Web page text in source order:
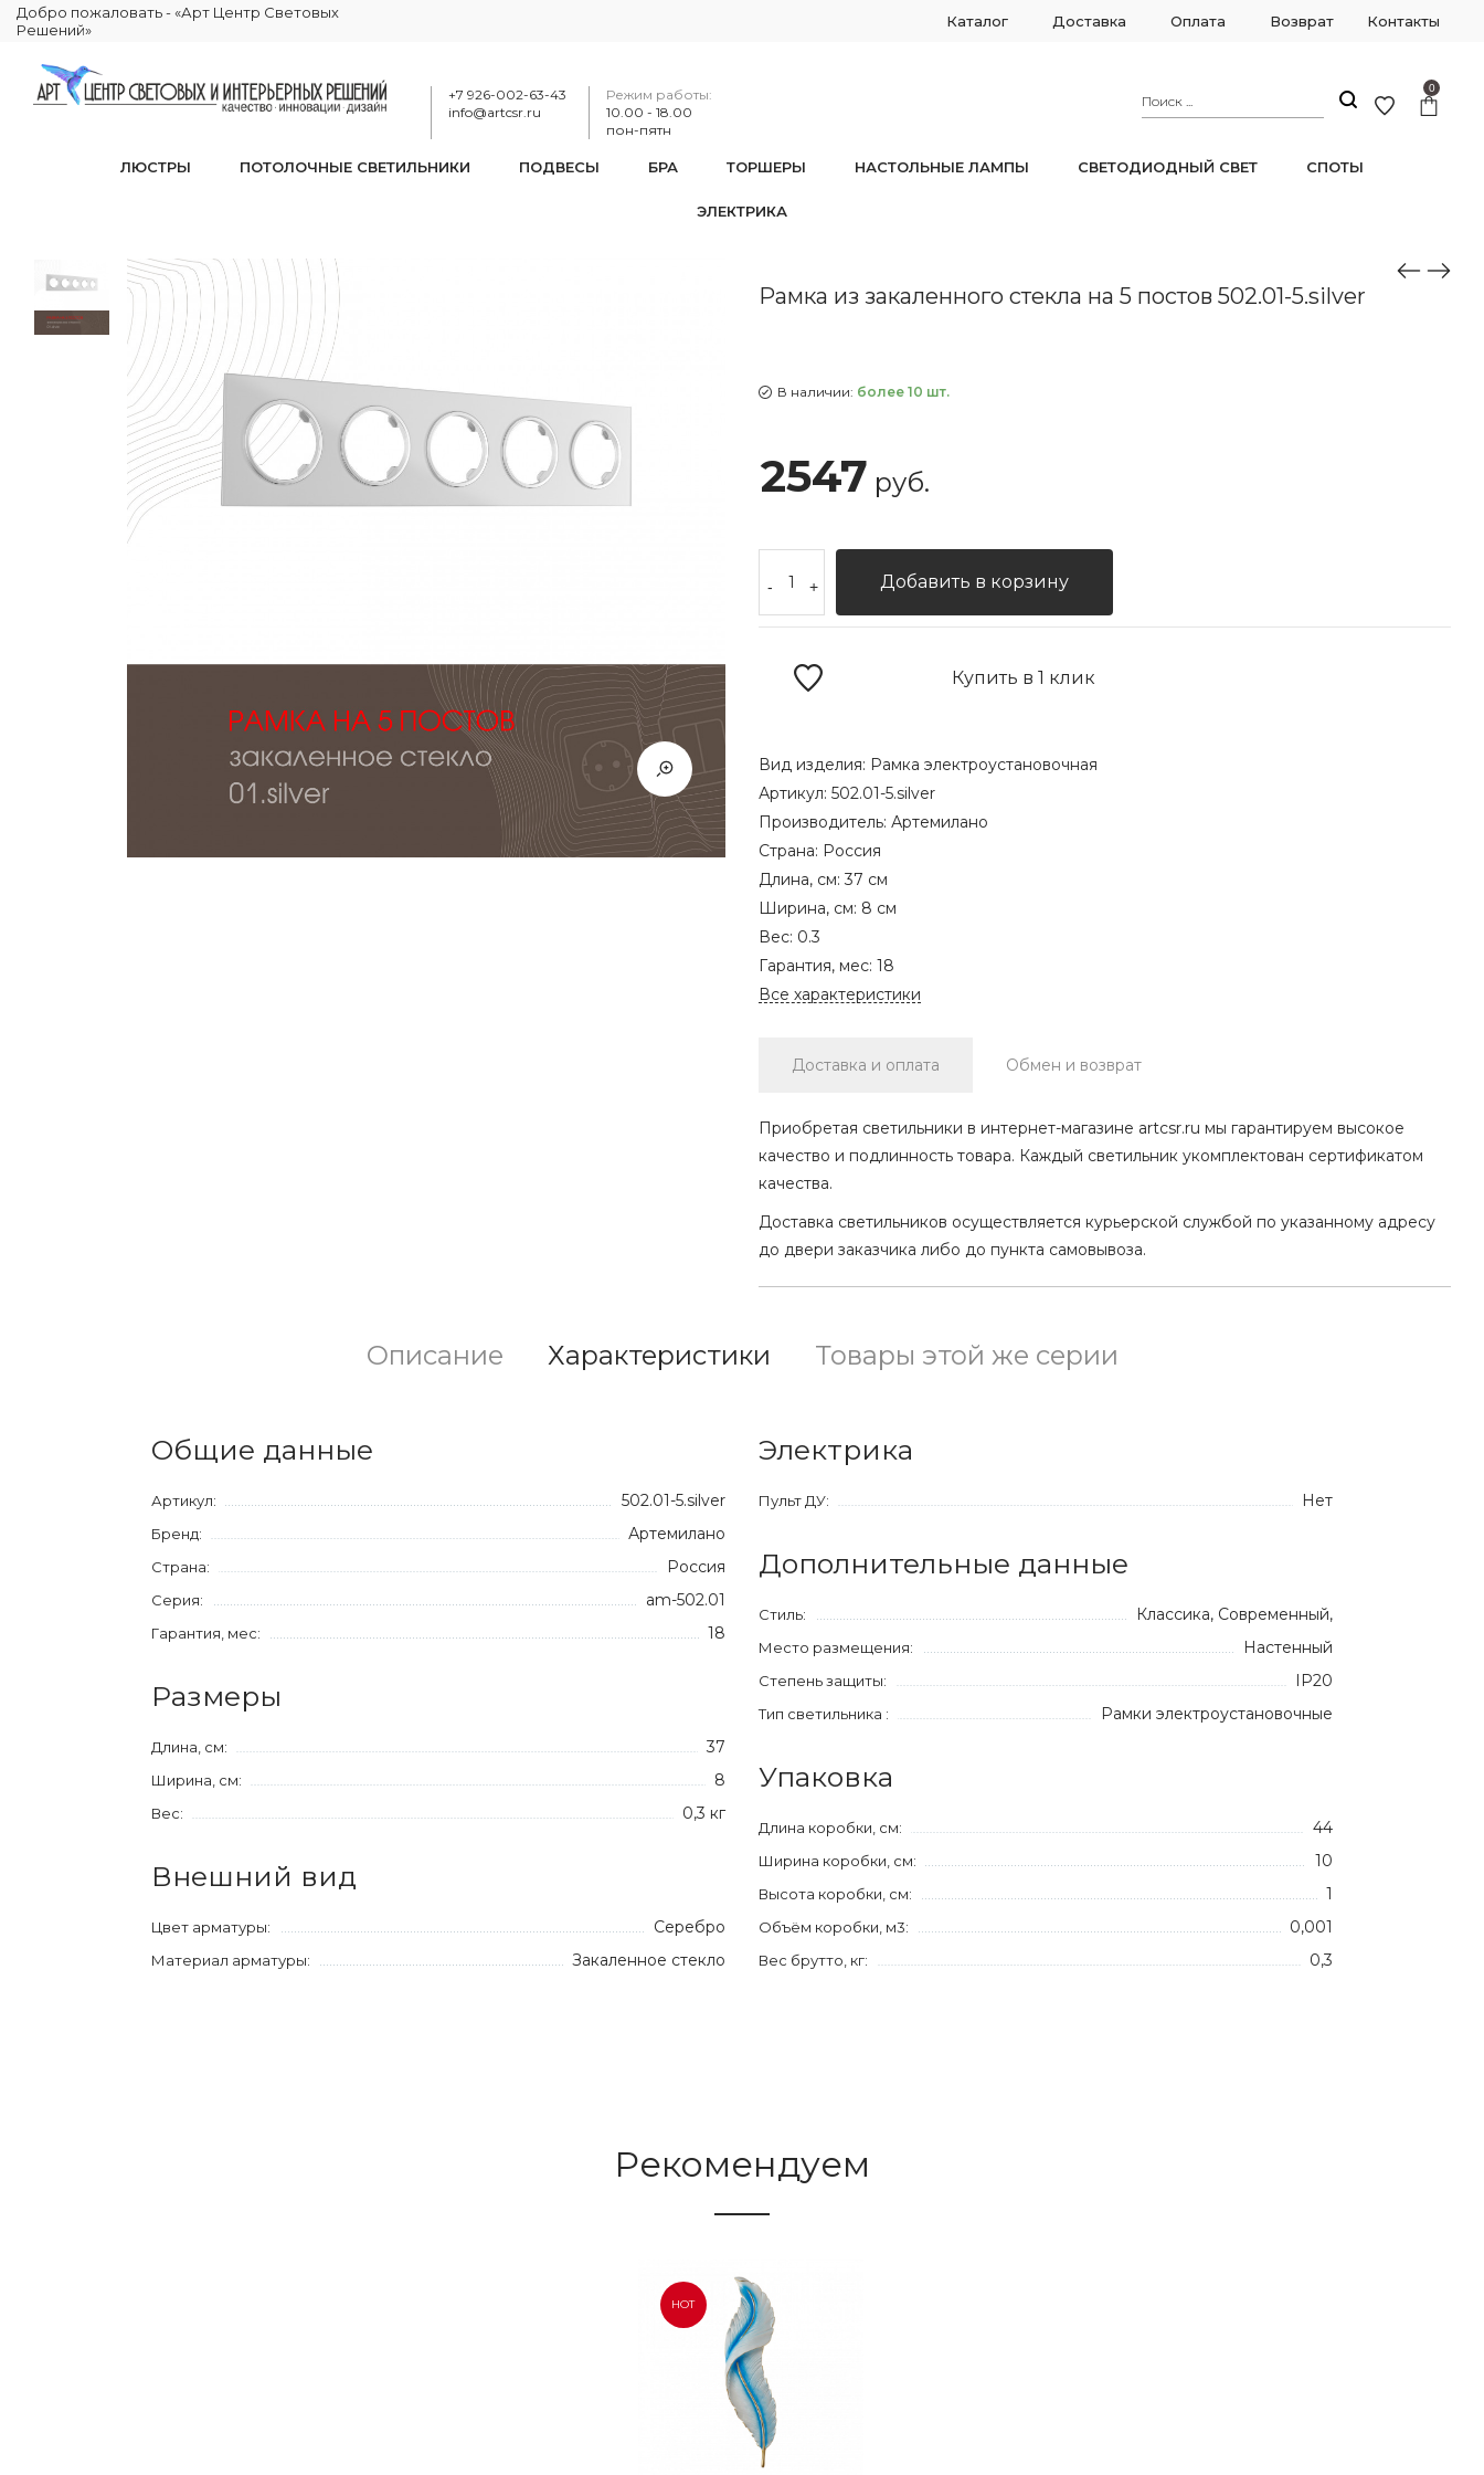
Добро пожаловать - «Арт Центр Световых
Решений»
Каталог Доставка Оплата Возврат Контакты
+7 926-002-63-43
info@artcsr.ru
Режим работы:
10.00 - 18.00
пон-пятн
0
ЛЮСТРЫ ПОТОЛОЧНЫЕ СВЕТИЛЬНИКИ ПОДВЕСЫ БРА ТОРШЕРЫ НАСТОЛЬНЫЕ ЛАМПЫ СВЕТОДИОДНЫЙ СВЕТ СПОТЫ
ЭЛЕКТРИКА
Рамка из закаленного стекла на 5 постов 502.01-5.silver
В наличии: более 10 шт.
2547 руб.
- + Добавить в корзину
Купить в 1 клик
Вид изделия: Рамка электроустановочная
Артикул: 502.01-5.silver
Производитель: Артемилано
Страна: Россия
Длина, см:37 см
Ширина, см: 8 см
Вес: 0.3
Гарантия, мес: 18
Все характеристики
Доставка и оплата Обмен и возврат
Приобретая светильники в интернет-магазине artcsr.ru мы гарантируем высокое
качество и подлинность товара. Каждый светильник укомплектован сертификатом
качества.
Доставка светильников осуществляется курьерской службой по указанному адресу
до двери заказчика либо до пункта самовывоза.
Описание Характеристики Товары этой же серии
Общие данные
Артикул: 502.01-5.silver
Бренд: Артемилано
Страна: Россия
Серия: am-502.01
Гарантия, мес: 18
Размеры
Длина, см: 37
Ширина, см: 8
Вес: 0,3 кг
Внешний вид
Цвет арматуры: Серебро
Материал арматуры: Закаленное стекло
Электрика
Пульт ДУ: Нет
Дополнительные данные
Стиль: Классика, Современный,
Место размещения: Настенный
Степень защиты: IP20
Тип светильника : Рамки электроустановочные
Упаковка
Длина коробки, см: 44
Ширина коробки, см: 10
Высота коробки, см: 1
Объём коробки, м3: 0,001
Вес брутто, кг: 0,3
Рекомендуем
HOT